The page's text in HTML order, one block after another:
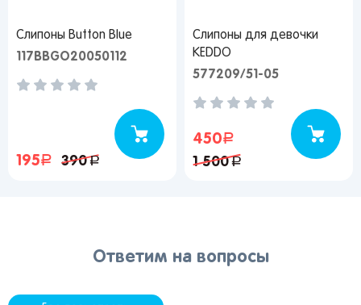
Слипоны Button Blue
117BBGО20050112
195руб. 390руб.
Слипоны для девочки
KEDDO
577209/51-05
450руб.
1 500руб.
Ответим на вопросы